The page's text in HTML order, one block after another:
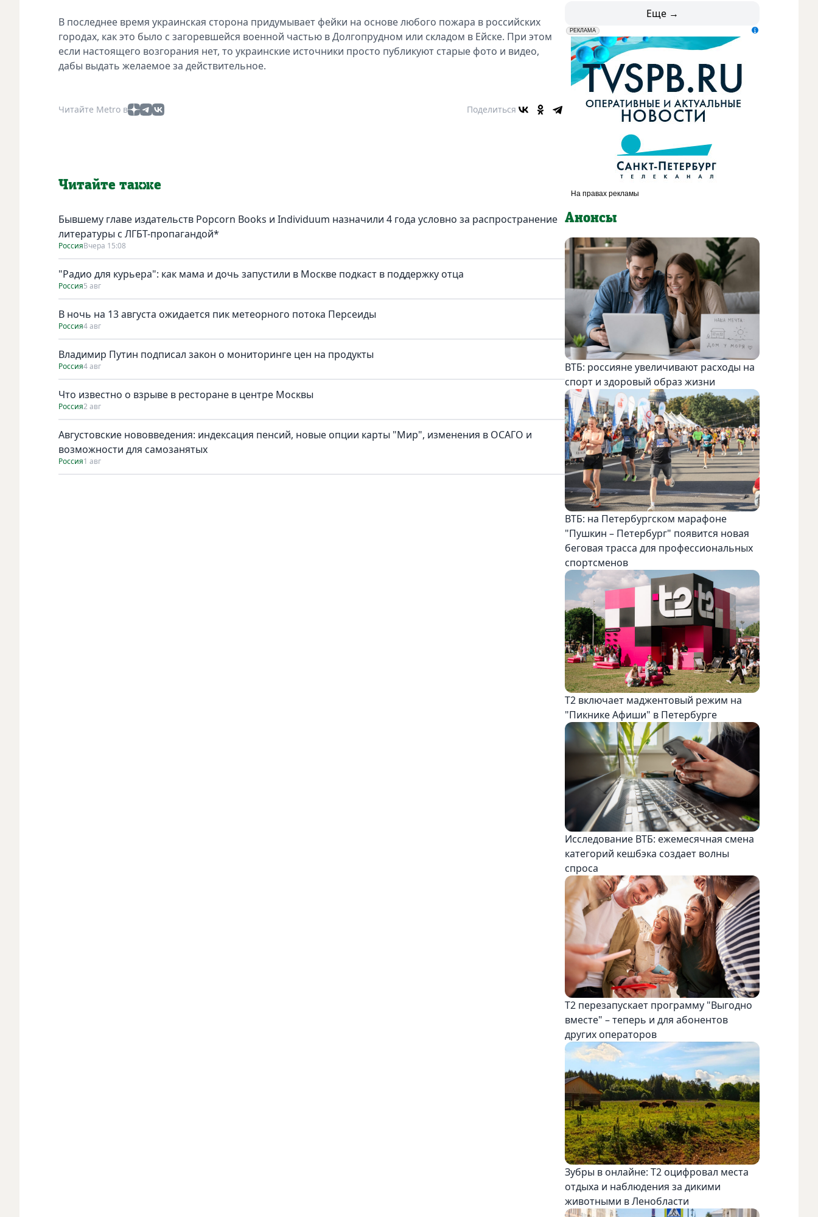
В последнее время украинская сторона придумывает фейки на основе любого пожара в российских
городах, как это было с загоревшейся военной частью в Долгопрудном или складом в Ейске. При этом
если настоящего возгорания нет, то украинские источники просто публикуют старые фото и видео,
дабы выдать желаемое за действительное.
Читайте Metro в Поделиться
Читайте также
Бывшему главе издательств Popcorn Books и Individuum назначили 4 года условно за распространение
литературы с ЛГБТ-пропагандой*
РоссияВчера 15:08
"Радио для курьера": как мама и дочь запустили в Москве подкаст в поддержку отца
Россия5 авг
В ночь на 13 августа ожидается пик метеорного потока Персеиды
Россия4 авг
Владимир Путин подписал закон о мониторинге цен на продукты
Россия4 авг
Что известно о взрыве в ресторане в центре Москвы
Россия2 авг
Августовские нововведения: индексация пенсий, новые опции карты "Мир", изменения в ОСАГО и
возможности для самозанятых
Россия1 авг
Еще →
erid: LdtCK5udn
РЕКЛАМА
АО "ГАТР", ИНН: 7841320717
Анонсы
ВТБ: россияне увеличивают расходы на
спорт и здоровый образ жизни
ВТБ: на Петербургском марафоне
"Пушкин – Петербург" появится новая
беговая трасса для профессиональных
спортсменов
Т2 включает маджентовый режим на
"Пикнике Афиши" в Петербурге
Исследование ВТБ: ежемесячная смена
категорий кешбэка создает волны
спроса
Т2 перезапускает программу "Выгодно
вместе" – теперь и для абонентов
других операторов
Зубры в онлайне: Т2 оцифровал места
отдыха и наблюдения за дикими
животными в Ленобласти